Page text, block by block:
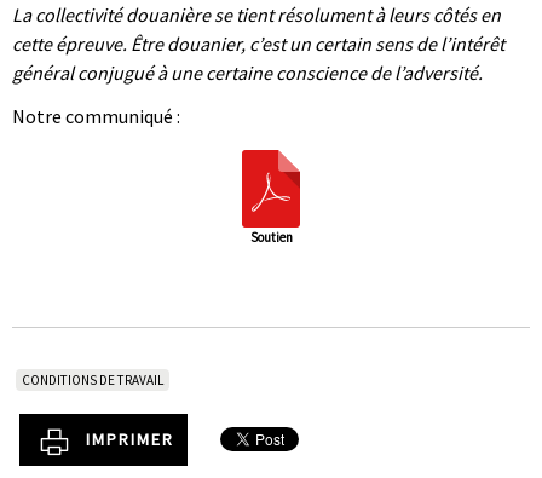
La collectivité douanière se tient résolument à leurs côtés en
cette épreuve. Être douanier, c’est un certain sens de l’intérêt
général conjugué à une certaine conscience de l’adversité.
Notre communiqué :
Soutien
CONDITIONS DE TRAVAIL
IMPRIMER